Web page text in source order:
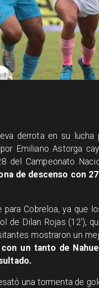
derrota en su lucha
Emiliano Astorga
del Campeonato
de descenso con
Cobreloa, ya que
de Dilan Rojas (12’),
mostraron un
un tanto de
una tormenta de